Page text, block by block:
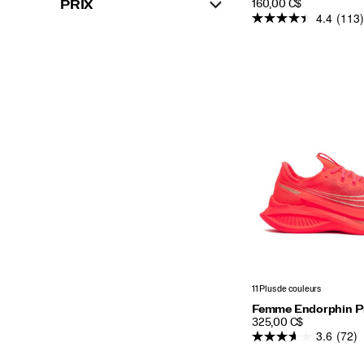
PRICE
160,00 C$
4.4 (113)
11 Plus de couleurs
Femme Endorphin
PRICE
325,00 C$
3.6 (72)
PRIX